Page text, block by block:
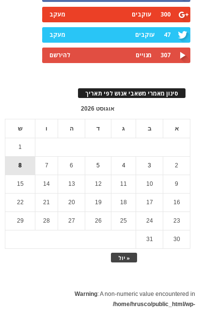
300 עוקבים מעקב
47 עוקבים מעקב
307 מנויים להירשם
סינון מאמרי משאבי אנוש לפי תאריך
אוגוסט 2026
א ב ג ד ה ו ש
« יול
1
2
3
4
5
6
7
8
9
10
11
12
13
14
15
16
17
18
19
20
21
22
23
24
25
26
27
28
29
30
31
Warning: A non-numeric value encountered in
/home/hrusco/public_html/wp-